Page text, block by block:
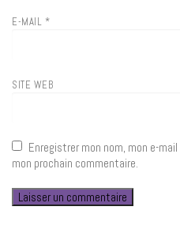
E-MAIL *
SITE WEB
Enregistrer mon nom, mon e-
mon prochain commentaire.